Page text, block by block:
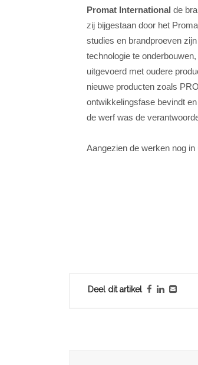
Promat International de
zij bijgestaan door het
studies en brandproeven
technologie te
uitgevoerd met oudere
nieuwe producten zoals
ontwikkelingsfase bevindt
de werf was de
Aangezien de werken nog
Deel dit artikel